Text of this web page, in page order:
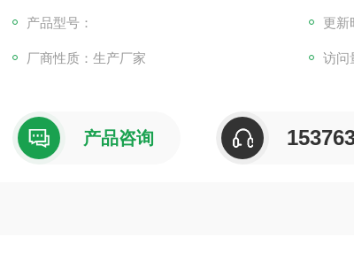
术，显示更加直观清晰。
产品型号： 更新
厂商性质：生产厂家 访问
产品咨询